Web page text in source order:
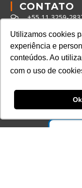
Utilizamos cookies
experiência e
conteúdos. Ao
com o uso de
CONTATO
+55 11 3259-
+55 11 98924-
Consulte aqui o